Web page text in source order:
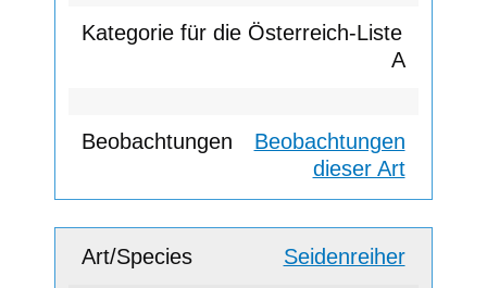
A
Beobachtungen
dieser Art
Seidenreiher